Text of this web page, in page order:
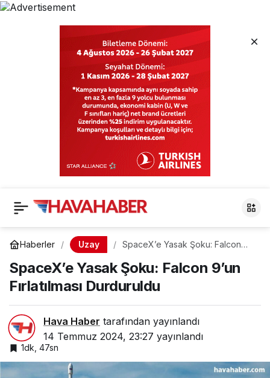
Haberler Uzay
SpaceX’e Yasak Şoku: Falcon
SpaceX’e Yasak Şoku: Falcon 9’un
Fırlatılması Durduruldu
Hava Haber tarafından yayınlandı
14 Temmuz 2024, 23:27 yayınlandı
1dk, 47sn